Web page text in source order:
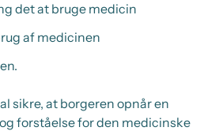
det at bruge medicin
af medicinen
sikre, at borgeren opnår en
forståelse for den medicinske